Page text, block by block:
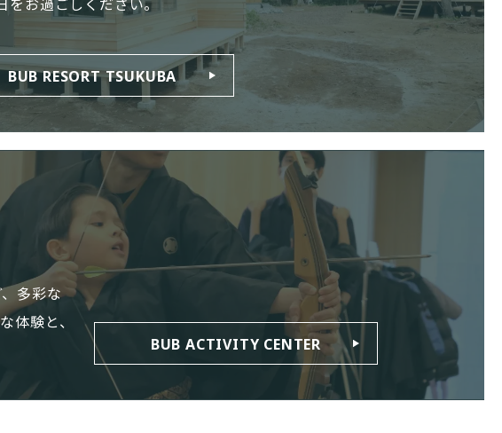
をお過ごしください。
BUB RESORT TSUKUBA
多彩な
体験と、
BUB ACTIVITY CENTER